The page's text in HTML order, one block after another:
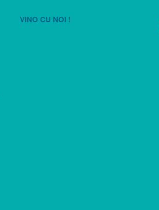
VINO CU NOI !